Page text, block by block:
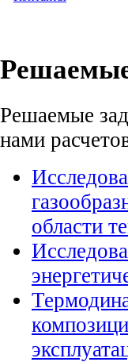
Решаемые
нами
области